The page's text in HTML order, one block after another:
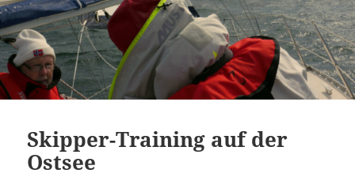
Skipper-Training auf der
Ostsee